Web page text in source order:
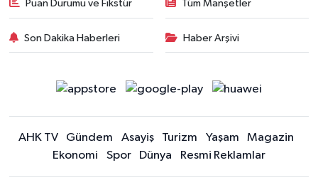
Puan Durumu ve Fikstür Tüm Manşetler
Son Dakika Haberleri Haber Arşivi
AHK TV Gündem Asayiş Turizm Yaşam
Magazin
Ekonomi
Spor Dünya Resmi Reklamlar